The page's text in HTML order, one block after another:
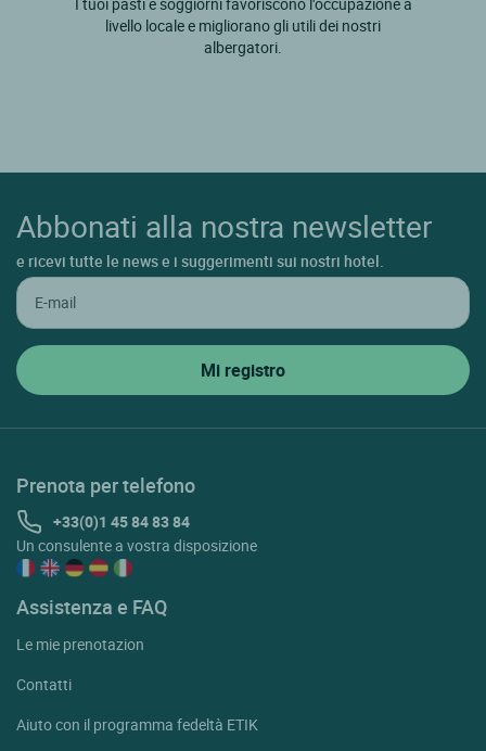
livello locale e migliorano gli utili dei nostri
albergatori.
Abbonati alla nostra newsletter
e ricevi tutte le news e i suggerimenti sui nostri hotel.
Prenota per telefono
+33(0)1 45 84 83 84
Un consulente a vostra disposizione
Assistenza e FAQ
Le mie prenotazion
Contatti
Aiuto con il programma fedeltà ETIK